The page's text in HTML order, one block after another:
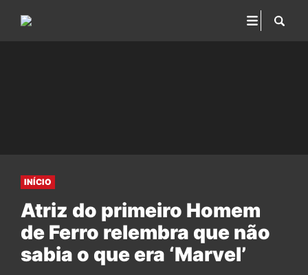
INÍCIO
Atriz do primeiro Homem
de Ferro relembra que não
sabia o que era ‘Marvel’